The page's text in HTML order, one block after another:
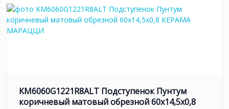
KM6060G1221R8ALT Подступенок Пунтум
коричневый матовый обрезной 60x14,5x0,8